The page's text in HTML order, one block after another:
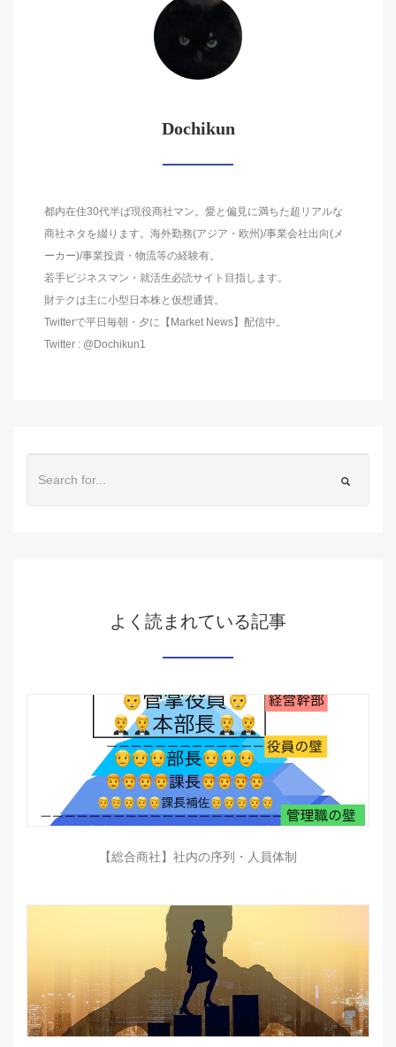
Dochikun
都内在住30代半ば現役商社マン。愛と偏見に満ちた超リアルな
商社ネタを綴ります。海外勤務(アジア・欧州)/事業会社出向(メ
ーカー)/事業投資・物流等の経験有。
若手ビジネスマン・就活生必読サイト目指します。
財テクは主に小型日本株と仮想通貨。
Twitterで平日毎朝・夕に【Market News】配信中。
Twitter : @Dochikun1
よく読まれている記事
【総合商社】社内の序列・人員体制